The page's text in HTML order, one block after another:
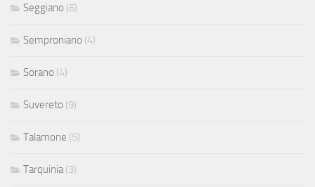
Seggiano (6)
Semproniano (4)
Sorano (4)
Suvereto (9)
Talamone (5)
Tarquinia (3)